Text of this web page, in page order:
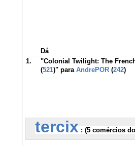
Dá
1.
"Colonial Twilight: The
(521)" paraAndrePOR (242)
tercix : (5 comércios